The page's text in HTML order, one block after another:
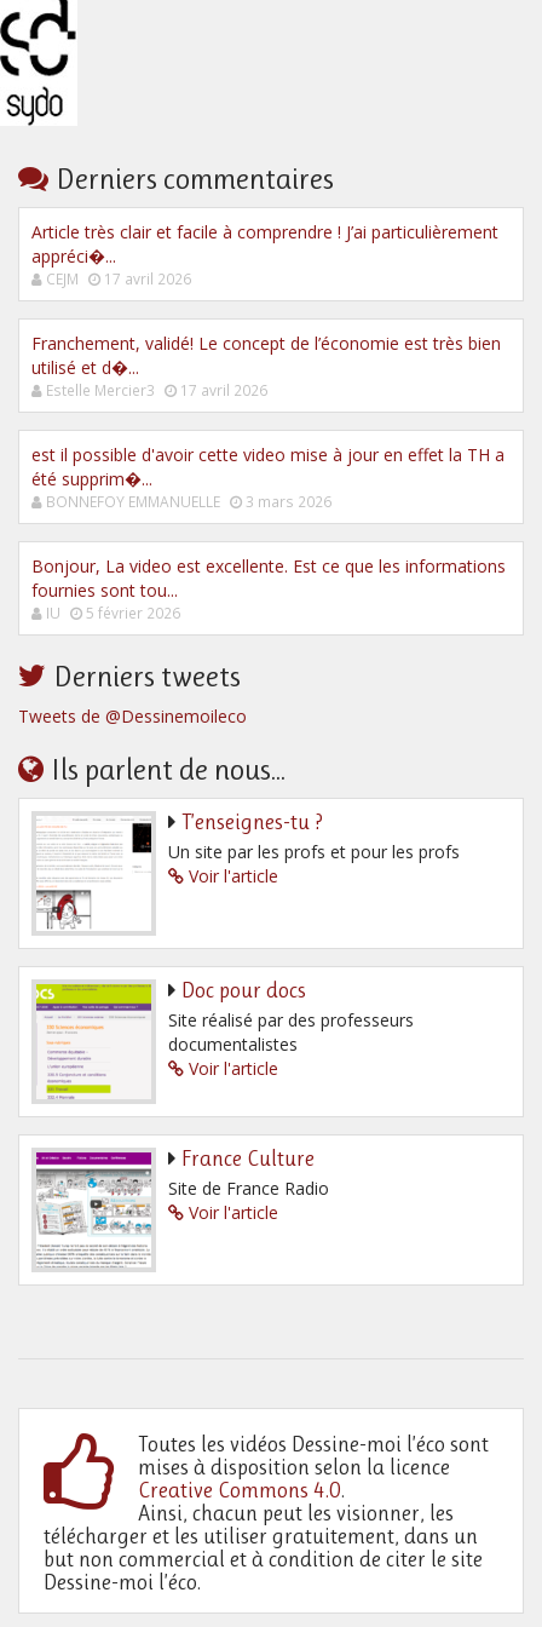
Derniers commentaires
Article très clair et facile à comprendre ! J’ai particulièrement
appréci�...
CEJM 17 avril 2026
Franchement, validé! Le concept de l’économie est très bien
utilisé et d�...
Estelle Mercier3 17 avril 2026
est il possible d'avoir cette video mise à jour en effet la TH a
été supprim�...
BONNEFOY EMMANUELLE 3 mars 2026
Bonjour, La video est excellente. Est ce que les informations
fournies sont tou...
IU 5 février 2026
Derniers tweets
Tweets de @Dessinemoileco
Ils parlent de nous...
T’enseignes-tu ?
Un site par les profs et pour les profs
Voir l'article
Doc pour docs
Site réalisé par des professeurs
documentalistes
Voir l'article
France Culture
Site de France Radio
Voir l'article
Toutes les vidéos Dessine-moi l’éco sont
mises à disposition selon la licence
Creative Commons 4.0.
Ainsi, chacun peut les visionner, les
télécharger et les utiliser gratuitement, dans un
but non commercial et à condition de citer le site
Dessine-moi l’éco.